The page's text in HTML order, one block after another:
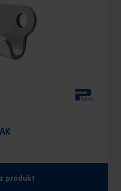
produkt